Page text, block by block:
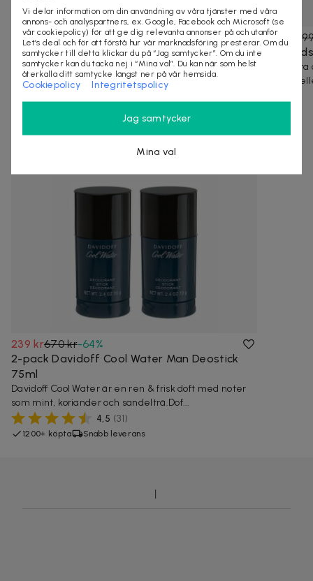
1 339 kr2 685 kr-50%
Lymfmassage 3 el. 5 behandlingar á 50
minuter hos Artira Wellness
Rensar och stärker kroppen
1 349 kr
1
trädgård
239 kr670 kr-64%
2-pack Davidoff Cool Water Man Deostick
75ml
Davidoff Cool Water är en ren & frisk doft med noter
som mint, koriander och sandelträ.Dof...
4,5 (31)
1200+ köpta Snabb leverans
Vi delar information om din användning av våra tjänster med våra
annons- och analyspartners, ex. Google, Facebook och Microsoft (se
vår cookiepolicy) för att ge dig relevanta annonser på och utanför
Let’s deal och för att förstå hur vår marknadsföring presterar. Om du
samtycker till detta klickar du på “Jag samtycker”. Om du inte
samtycker kan du tacka nej i “Mina val”. Du kan när som helst
återkalla ditt samtycke längst ner på vår hemsida.
Cookiepolicy Integritetspolicy
Jag samtycker
Mina val